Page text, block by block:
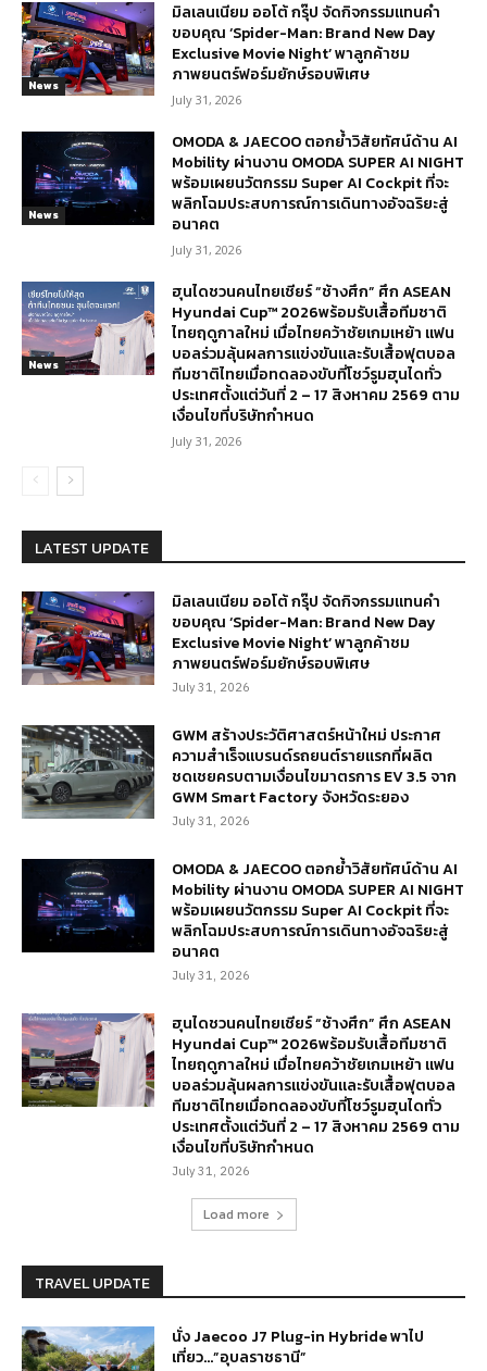
News
มิลเลนเนียม ออโต้ กรุ๊ป จัดกิจกรรมแทนคำ
ขอบคุณ ‘Spider-Man: Brand New Day
Exclusive Movie Night’ พาลูกค้าชม
ภาพยนตร์ฟอร์มยักษ์รอบพิเศษ
July 31, 2026
News
OMODA & JAECOO ตอกย้ำวิสัยทัศน์ด้าน AI
Mobility ผ่านงาน OMODA SUPER AI NIGHT
พร้อมเผยนวัตกรรม Super AI Cockpit ที่จะ
พลิกโฉมประสบการณ์การเดินทางอัจฉริยะสู่
อนาคต
July 31, 2026
News
ฮุนไดชวนคนไทยเชียร์ “ช้างศึก” ศึก ASEAN
Hyundai Cup™ 2026พร้อมรับเสื้อทีมชาติ
ไทยฤดูกาลใหม่ เมื่อไทยคว้าชัยเกมเหย้า แฟน
บอลร่วมลุ้นผลการแข่งขันและรับเสื้อฟุตบอล
ทีมชาติไทยเมื่อทดลองขับที่โชว์รูมฮุนไดทั่ว
ประเทศตั้งแต่วันที่ 2 – 17 สิงหาคม 2569 ตาม
เงื่อนไขที่บริษัทกำหนด
July 31, 2026
LATEST UPDATE
มิลเลนเนียม ออโต้ กรุ๊ป จัดกิจกรรมแทนคำ
ขอบคุณ ‘Spider-Man: Brand New Day
Exclusive Movie Night’ พาลูกค้าชม
ภาพยนตร์ฟอร์มยักษ์รอบพิเศษ
July 31, 2026
GWM สร้างประวัติศาสตร์หน้าใหม่ ประกาศ
ความสำเร็จแบรนด์รถยนต์รายแรกที่ผลิต
ชดเชยครบตามเงื่อนไขมาตรการ EV 3.5 จาก
GWM Smart Factory จังหวัดระยอง
July 31, 2026
OMODA & JAECOO ตอกย้ำวิสัยทัศน์ด้าน AI
Mobility ผ่านงาน OMODA SUPER AI NIGHT
พร้อมเผยนวัตกรรม Super AI Cockpit ที่จะ
พลิกโฉมประสบการณ์การเดินทางอัจฉริยะสู่
อนาคต
July 31, 2026
ฮุนไดชวนคนไทยเชียร์ “ช้างศึก” ศึก ASEAN
Hyundai Cup™ 2026พร้อมรับเสื้อทีมชาติ
ไทยฤดูกาลใหม่ เมื่อไทยคว้าชัยเกมเหย้า แฟน
บอลร่วมลุ้นผลการแข่งขันและรับเสื้อฟุตบอล
ทีมชาติไทยเมื่อทดลองขับที่โชว์รูมฮุนไดทั่ว
ประเทศตั้งแต่วันที่ 2 – 17 สิงหาคม 2569 ตาม
เงื่อนไขที่บริษัทกำหนด
July 31, 2026
Load more
TRAVEL UPDATE
นั่ง Jaecoo J7 Plug-in Hybride พาไป
เที่ยว…”อุบลราชธานี”